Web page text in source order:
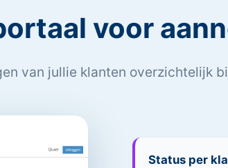
voor
van jullie klanten overzichtelijk
Status per